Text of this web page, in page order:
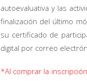
autoevaluativa y las
finalización del último
su certificado de
digital por correo
*Al comprar la